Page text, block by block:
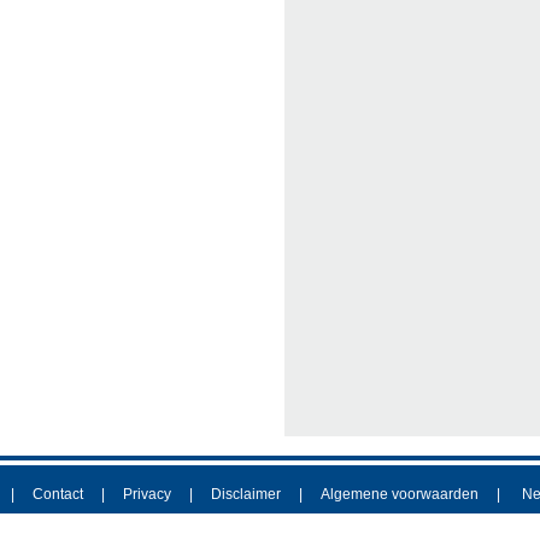
Contact Privacy Disclaimer Algemene voorwaarden